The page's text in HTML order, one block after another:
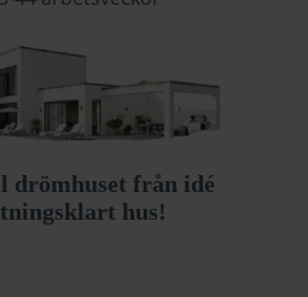
drömhuset från idé
hus!